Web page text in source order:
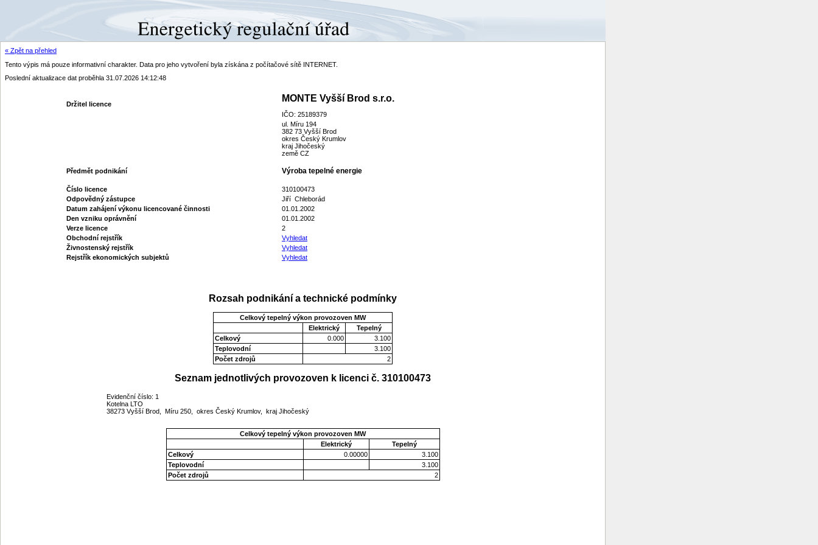
« Zpět na přehled
Tento výpis má pouze informativní charakter. Data pro jeho vytvoření byla získána z počítačové sítě INTERNET.
Poslední aktualizace dat proběhla 31.07.2026 14:12:48
Držitel licence
MONTE Vyšší Brod s.r.o.
IČO: 25189379
ul. Míru 194
382 73 Vyšší Brod
okres Český Krumlov
kraj Jihočeský
země CZ
Předmět podnikání Výroba tepelné energie
Číslo licence
310100473
Odpovědný zástupce
Jiří Chleborád
Datum zahájení výkonu licencované činnosti
01.01.2002
Den vzniku oprávnění
01.01.2002
Verze licence
2
Obchodní rejstřík
Vyhledat
Živnostenský rejstřík
Vyhledat
Rejstřík ekonomických subjektů
Vyhledat
Rozsah podnikání a technické podmínky
Celkový tepelný výkon provozoven MW
Elektrický
Tepelný
Celkový
0.000
3.100
Teplovodní
3.100
Počet zdrojů
2
Seznam jednotlivých provozoven k licenci č. 310100473
Evidenční číslo: 1
Kotelna LTO
38273 Vyšší Brod, Míru 250, okres Český Krumlov, kraj Jihočeský
Celkový tepelný výkon provozoven MW
Elektrický
Tepelný
Celkový
0.00000
3.100
Teplovodní
3.100
Počet zdrojů
2